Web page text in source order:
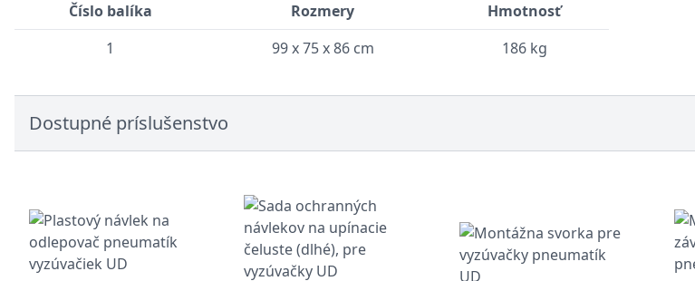
Číslo balíka Rozmery
Hmotnosť
1
99 x 75 x 86 cm 186 kg
Dostupné príslušenstvo